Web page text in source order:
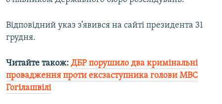
КТАТ
Відповідний указ з’явився на сайті президента 31
грудня.
Читайте також: ДБР порушило два кримінальні
провадження проти ексзаступника голови МВС
Гогілашвілі